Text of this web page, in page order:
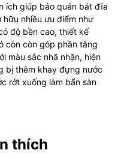
ích giúp bảo quản bát đĩa
hữu nhiều ưu điểm như
độ bền cao, thiết kế
còn còn góp phần tăng
màu sắc nhã nhặn, hiện
bị thêm khay đựng nước
rớt xuống làm bẩn sàn
thích